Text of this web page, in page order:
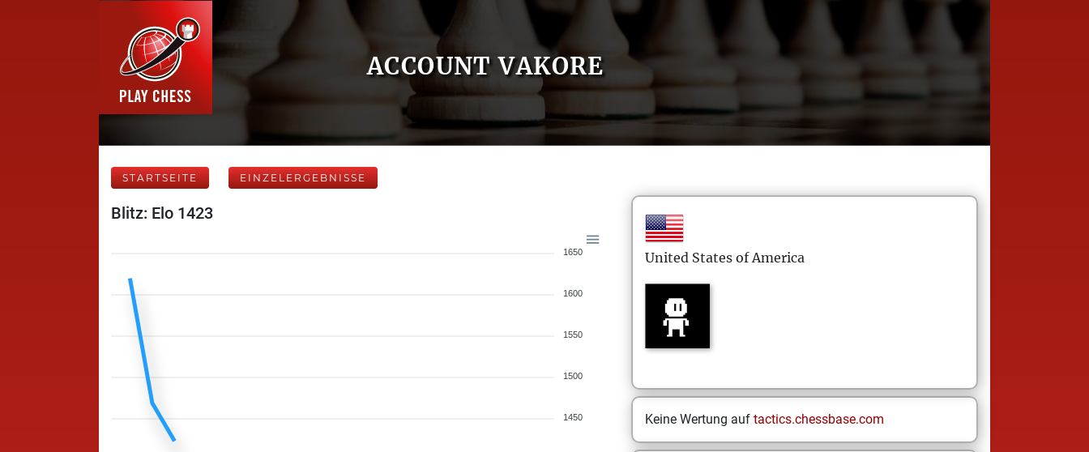
ACCOUNT VAKORE
STARTSEITE EINZELERGEBNISSE
Blitz: Elo 1423
1650
1600
1550
1500
1450
United States of America
Keine Wertung auf tactics.chessbase.com